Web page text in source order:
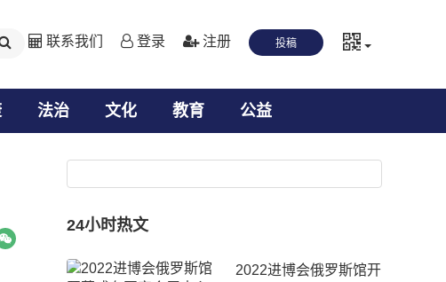
联系我们 登录 注册 投稿
法治 文化 教育 公益
24小时热文
2022进博会俄罗斯馆开